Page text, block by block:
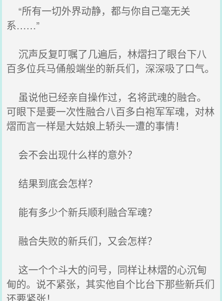
“所有一切外界动静，都与你自己毫无关
系……”
沉声反复叮嘱了几遍后，林熠扫了眼台下八
百多位兵马俑般端坐的新兵们，深深吸了口气。
虽说他已经亲自操作过，名将武魂的融合。
可眼下是要一次性融合八百多白袍军军魂，对林
熠而言一样是大姑娘上轿头一遭的事情！
会不会出现什么样的意外？
结果到底会怎样？
能有多少个新兵顺利融合军魂？
融合失败的新兵们，又会怎样？
这一个个斗大的问号，同样让林熠的心沉甸
甸的。说不紧张，其实他自个比台下那些新兵们